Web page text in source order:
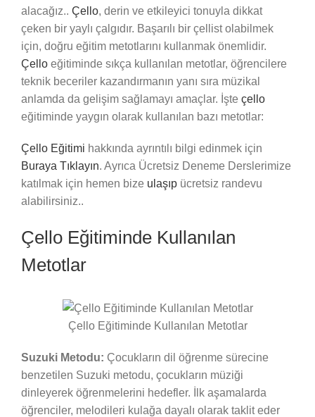
alacağız.. Çello, derin ve etkileyici tonuyla dikkat
çeken bir yaylı çalgıdır. Başarılı bir çellist olabilmek
için, doğru eğitim metotlarını kullanmak önemlidir.
Çelloeğitiminde sıkça kullanılan metotlar, öğrencilere
teknik beceriler kazandırmanın yanı sıra müzikal
anlamda da gelişim sağlamayı amaçlar. İşte çello
eğitiminde yaygın olarak kullanılan bazı metotlar:
Çello Eğitimi hakkında ayrıntılı bilgi edinmek için
Buraya Tıklayın. Ayrıca Ücretsiz Deneme Derslerimize
katılmak için hemen bize ulaşıpücretsiz randevu
alabilirsiniz..
Çello Eğitiminde Kullanılan
Metotlar
Çello Eğitiminde Kullanılan Metotlar
Suzuki Metodu: Çocukların dil öğrenme sürecine
benzetilen Suzuki metodu, çocukların müziği
dinleyerek öğrenmelerini hedefler. İlk aşamalarda
öğrenciler, melodileri kulağa dayalı olarak taklit eder